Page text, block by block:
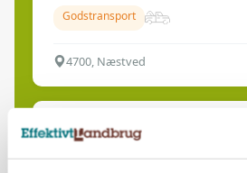
Godstransport
4700, Næstved
Medarbejdere til
Grise